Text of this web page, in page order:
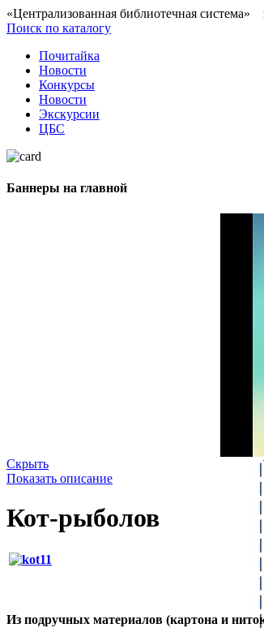
«Централизованная библиотечная система»
Поиск по каталогу
Почитайка
Новости
Конкурсы
Новости
Экскурсии
ЦБС
Баннеры на главной
Скрыть
Показать описание
Кот-рыболов
Из подручных материалов (картона и